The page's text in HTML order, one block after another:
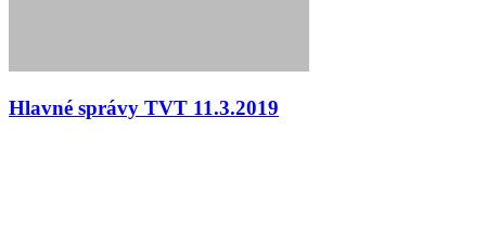
Hlavné správy TVT 11.3.2019